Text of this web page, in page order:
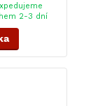
2-3 dní